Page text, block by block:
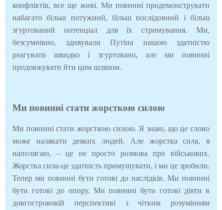
конфліктів, все ще живі. Ми повинні продемонструвати
набагато більш потужний, більш послідовний і більш
згуртований потенціал для їх стримування. Ми,
безсумнівно, здивували Путіна нашою здатністю
реагувати швидко і згуртовано, але ми повинні
продовжувати йти цим шляхом.
Ми повинні стати жорсткою силою
Ми повинні стати жорсткою силою. Я знаю, що це слово
може налякати деяких людей. Але жорстка сила, я
наполягаю, – це не просто розмова про військових.
Жорстка сила-це здатність примушувати, і ми це зробили.
Тепер ми повинні бути готові до наслідків. Ми повинні
бути готові до опору. Ми повинні бути готові діяти в
довгостроковій перспективі з чітким розумінням